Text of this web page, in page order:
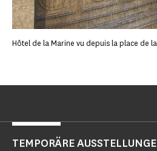
Hôtel de la Marine vu depuis la place de
TEMPORÄRE